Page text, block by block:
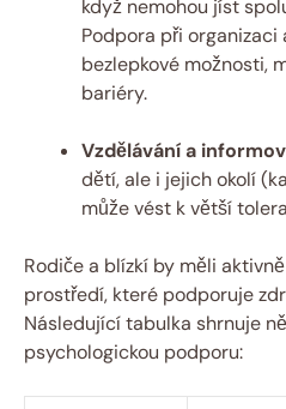
když nemohou jíst
Podpora při
bezlepkové možnosti,
bariéry.
Vzdělávání a
dětí, ale i jejich okolí
může vést k větší
Rodiče a blízkí by měli
prostředí, které podporuje
Následující tabulka shrnuje
psychologickou podporu: